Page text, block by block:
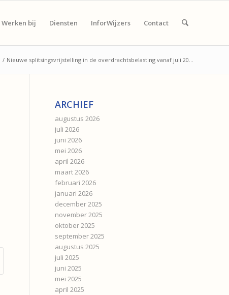
Werken bij Diensten InforWijzers Contact
/ Nieuwe splitsingsvrijstelling in de overdrachtsbelasting vanaf juli 20...
ARCHIEF
augustus 2026
juli 2026
juni 2026
mei 2026
april 2026
maart 2026
februari 2026
januari 2026
december 2025
november 2025
oktober 2025
september 2025
augustus 2025
juli 2025
juni 2025
mei 2025
april 2025